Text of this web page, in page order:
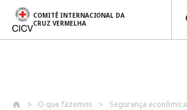
COMITÊ INTERNACIONAL DA
CRUZ VERMELHA
O que fazemos Segurança econômica